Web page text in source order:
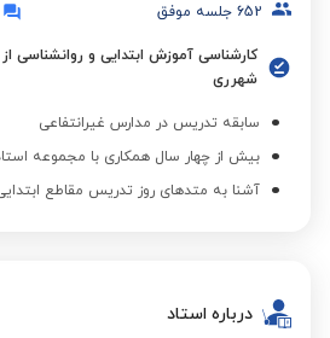
652 جلسه موفق
کارشناسی آموزش ابتدایی و روانشناسی
شهرری
سابقه تدریس در مدارس غیرانتفاعی
بیش از چهار سال همکاری با مجموعه
آشنا به متدهای روز تدریس مقاطع
درباره استاد